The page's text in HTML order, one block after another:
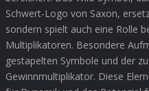
Schwert-Logo von Saxon,
sondern spielt auch eine Rolle
Multiplikatoren. Besondere
gestapelten Symbole und der
Gewinnmultiplikator. Diese